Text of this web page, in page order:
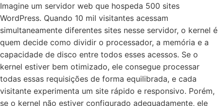
Imagine um servidor web que hospeda 500 sites
WordPress. Quando 10 mil visitantes acessam
simultaneamente diferentes sites nesse servidor, o kernel é
quem decide como dividir o processador, a memória e a
capacidade de disco entre todos esses acessos. Se o
kernel estiver bem otimizado, ele consegue processar
todas essas requisições de forma equilibrada, e cada
visitante experimenta um site rápido e responsivo. Porém,
se o kernel não estiver configurado adequadamente, ele